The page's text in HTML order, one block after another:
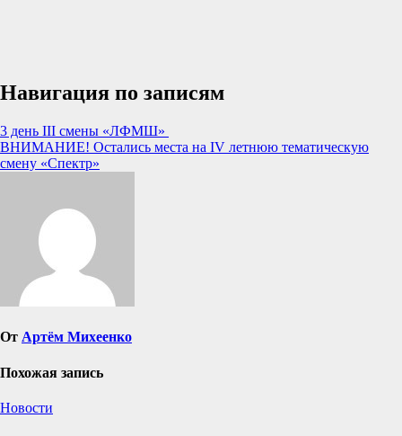
Навигация по записям
3 день III смены «ЛФМШ»
ВНИМАНИЕ! Остались места на IV летнюю тематическую
смену «Спектр»
От Артём Михеенко
Похожая запись
Новости